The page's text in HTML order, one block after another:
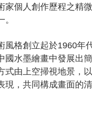
家個人創作歷程之精
風格創立起於1960年
國水墨繪畫中發展出
式由上空掃視地景，
現，共同構成畫面的